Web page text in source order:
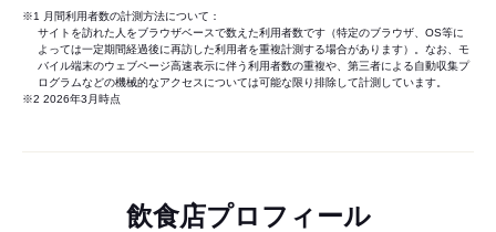
※1 月間利用者数の計測方法について：
サイトを訪れた人をブラウザベースで数えた利用者数です（特定のブラウザ、OS等に
よっては一定期間経過後に再訪した利用者を重複計測する場合があります）。なお、モ
バイル端末のウェブページ高速表示に伴う利用者数の重複や、第三者による自動収集プ
ログラムなどの機械的なアクセスについては可能な限り排除して計測しています。
※2 2026年3月時点
飲食店プロフィール